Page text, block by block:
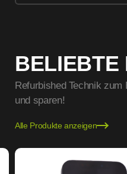
BELIEBTE
Refurbished Technik
und sparen!
Alle Produkte anzeigen